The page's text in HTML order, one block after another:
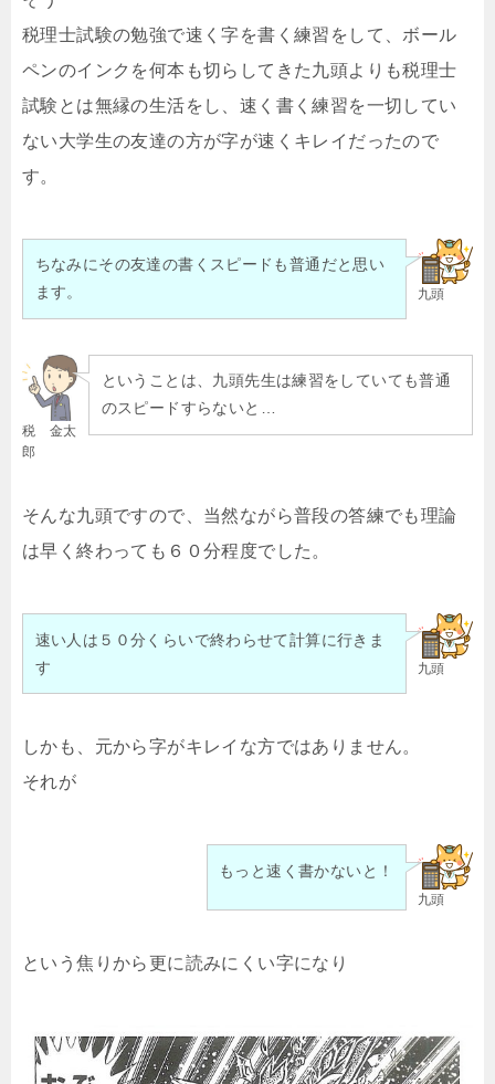
税理士試験の勉強で速く字を書く練習をして、ボール
ペンのインクを何本も切らしてきた九頭よりも税理士
試験とは無縁の生活をし、速く書く練習を一切してい
ない大学生の友達の方が字が速くキレイだったので
す。
九頭
ちなみにその友達の書くスピードも普通だと思い
ます。
税 金太
郎
ということは、九頭先生は練習をしていても普通
のスピードすらないと…
そんな九頭ですので、当然ながら普段の答練でも理論
は早く終わっても６０分程度でした。
九頭
速い人は５０分くらいで終わらせて計算に行きま
す
しかも、元から字がキレイな方ではありません。
それが
九頭
もっと速く書かないと！
という焦りから更に読みにくい字になり